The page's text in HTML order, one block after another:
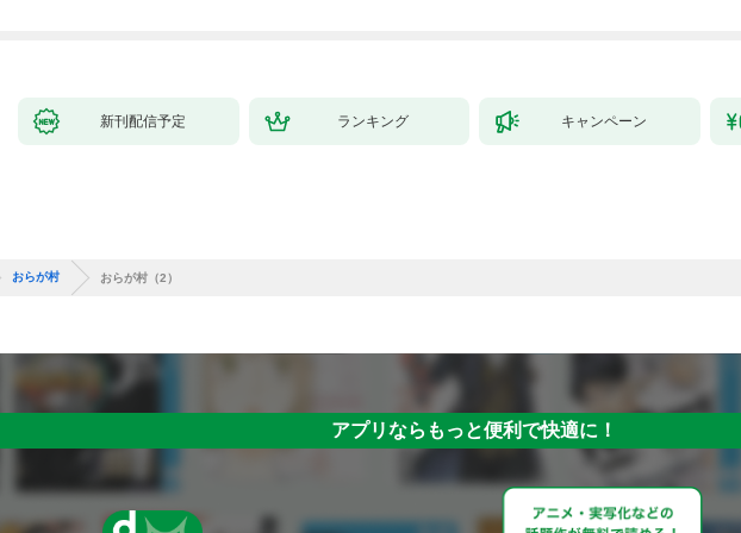
新刊配信予定 ランキング キャンペーン
おらが村 おらが村（2）
アプリならもっと便利で快適に！